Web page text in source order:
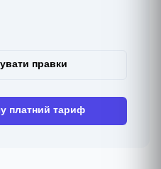
правки
платний тариф